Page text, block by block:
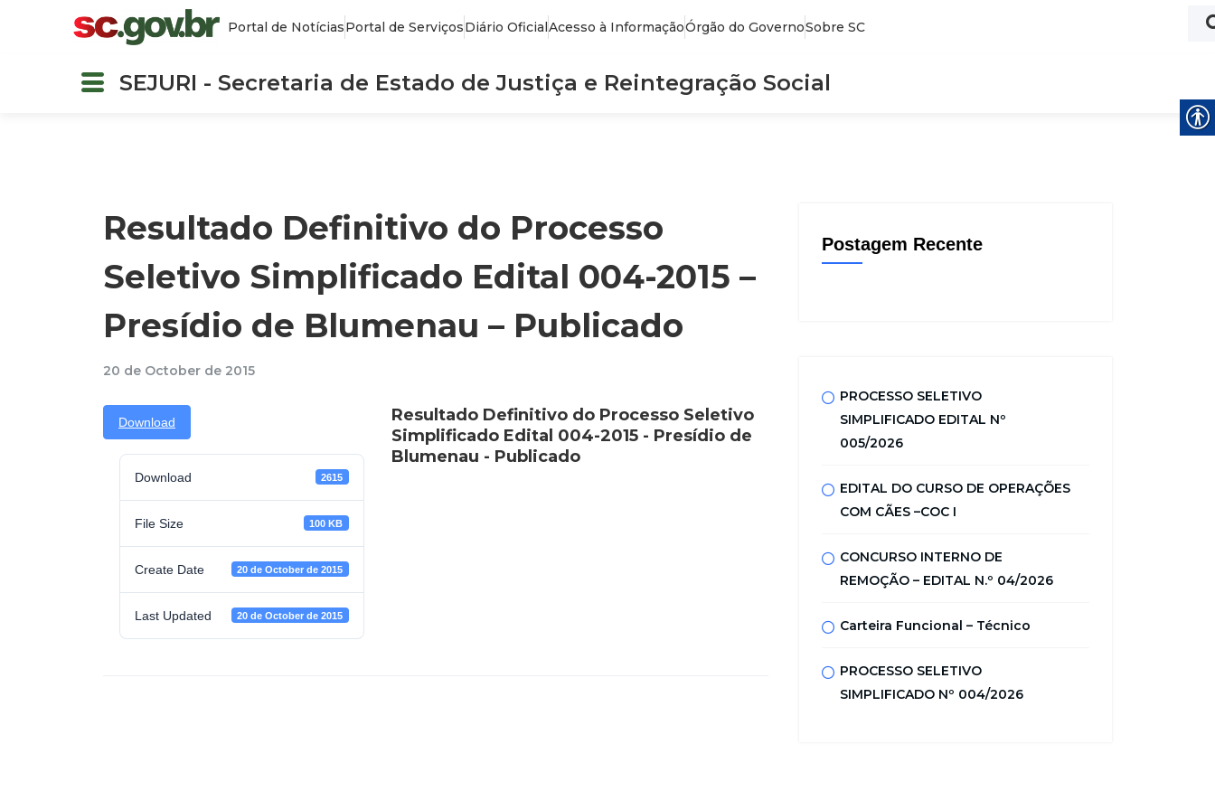
Portal de NotíciasPortal de ServiçosDiário OficialAcesso à InformaçãoÓrgão do GovernoSobre SC
SEJURI - Secretaria de Estado de Justiça e Reintegração Social
Resultado Definitivo do Processo
Seletivo Simplificado Edital 004-2015 –
Presídio de Blumenau – Publicado
20 de October de 2015
Download
Download 2615
File Size 100 KB
Create Date 20 de October de 2015
Last Updated 20 de October de 2015
Resultado Definitivo do Processo Seletivo
Simplificado Edital 004-2015 - Presídio de
Blumenau - Publicado
Postagem Recente
PROCESSO SELETIVO
SIMPLIFICADO EDITAL Nº
005/2026
EDITAL DO CURSO DE OPERAÇÕES
COM CÃES –COC I
CONCURSO INTERNO DE
REMOÇÃO – EDITAL N.º 04/2026
Carteira Funcional – Técnico
PROCESSO SELETIVO
SIMPLIFICADO Nº 004/2026